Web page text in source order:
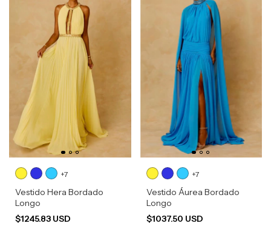
+7
Vestido Hera Bordado
Longo
$1245.83 USD
+7
Vestido Áurea Bordado
Longo
$1037.50 USD